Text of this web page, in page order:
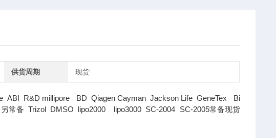
供货周期 现货
R&D millipore BD Qiagen Cayman Jackson Life GeneTex Bi
常备 Trizol DMSO lipo2000 lipo3000 SC-2004 SC-2005常备现货